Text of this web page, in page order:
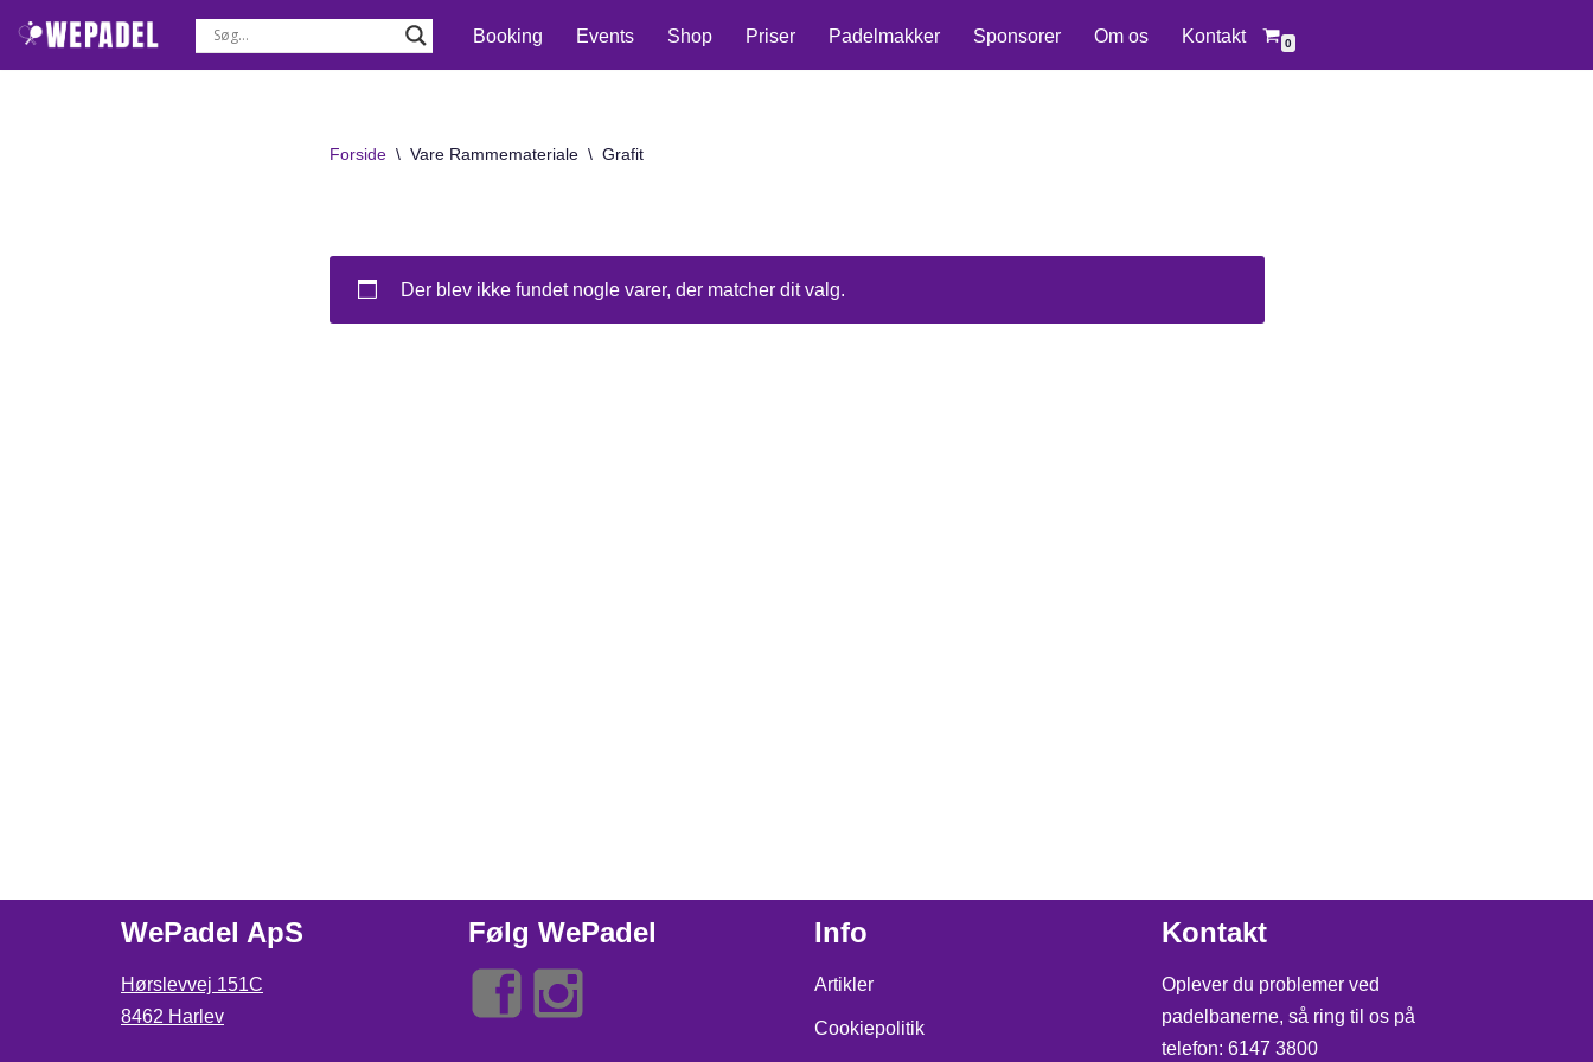
Spring
Booking Events Shop Priser Padelmakker Sponsorer Om os Kontakt 0
Forside \ Vare Rammemateriale \ Grafit
Der blev ikke fundet nogle varer, der matcher dit valg.
WePadel ApS
Hørslevvej 151C
8462 Harlev
Følg WePadel Info
Artikler
Cookiepolitik
Kontakt
Oplever du problemer ved
padelbanerne, så ring til os på
telefon: 6147 3800